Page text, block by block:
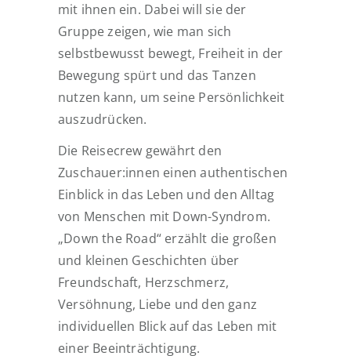
mit ihnen ein. Dabei will sie der
Gruppe zeigen, wie man sich
selbstbewusst bewegt, Freiheit in der
Bewegung spürt und das Tanzen
nutzen kann, um seine Persönlichkeit
auszudrücken.
Die Reisecrew gewährt den
Zuschauer:innen einen authentischen
Einblick in das Leben und den Alltag
von Menschen mit Down-Syndrom.
„Down the Road“ erzählt die großen
und kleinen Geschichten über
Freundschaft, Herzschmerz,
Versöhnung, Liebe und den ganz
individuellen Blick auf das Leben mit
einer Beeinträchtigung.